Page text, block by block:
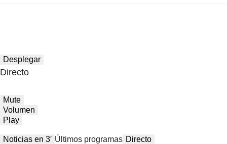
Desplegar
Directo
Mute
Volumen
Play
Noticias en 3′ Últimos programas Directo